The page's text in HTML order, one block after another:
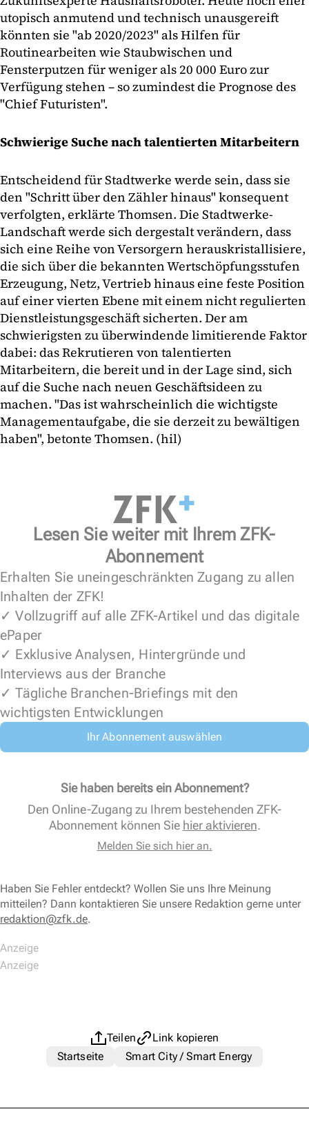
utopisch anmutend und technisch unausgereift
könnten sie "ab 2020/2023" als Hilfen für
Routinearbeiten wie Staubwischen und
Fensterputzen für weniger als 20 000 Euro zur
Verfügung stehen – so zumindest die Prognose des
"Chief Futuristen".
Schwierige Suche nach talentierten Mitarbeitern
Entscheidend für Stadtwerke werde sein, dass sie
den "Schritt über den Zähler hinaus" konsequent
verfolgten, erklärte Thomsen. Die Stadtwerke-
Landschaft werde sich dergestalt verändern, dass
sich eine Reihe von Versorgern herauskristallisiere,
die sich über die bekannten Wertschöpfungsstufen
Erzeugung, Netz, Vertrieb hinaus eine feste Position
auf einer vierten Ebene mit einem nicht regulierten
Dienstleistungsgeschäft sicherten. Der am
schwierigsten zu überwindende limitierende Faktor
dabei: das Rekrutieren von talentierten
Mitarbeitern, die bereit und in der Lage sind, sich
auf die Suche nach neuen Geschäftsideen zu
machen. "Das ist wahrscheinlich die wichtigste
Managementaufgabe, die sie derzeit zu bewältigen
haben", betonte Thomsen. (hil)
Lesen Sie weiter mit Ihrem ZFK-
Abonnement
Erhalten Sie uneingeschränkten Zugang zu allen
Inhalten der ZFK!
✓ Vollzugriff auf alle ZFK-Artikel und das digitale
ePaper
✓ Exklusive Analysen, Hintergründe und
Interviews aus der Branche
✓ Tägliche Branchen-Briefings mit den
wichtigsten Entwicklungen
Ihr Abonnement auswählen
Sie haben bereits ein Abonnement?
Den Online-Zugang zu Ihrem bestehenden ZFK-
Abonnement können Sie hier aktivieren.
Melden Sie sich hier an.
Haben Sie Fehler entdeckt? Wollen Sie uns Ihre Meinung
mitteilen? Dann kontaktieren Sie unsere Redaktion gerne unter
redaktion@zfk.de.
Teilen
Link kopieren
Startseite
Smart City / Smart Energy